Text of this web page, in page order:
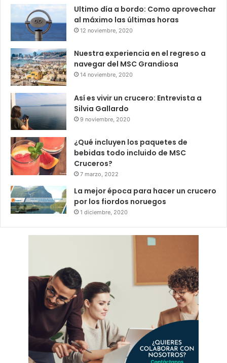
Ultimo día a bordo: Como aprovechar
al máximo las últimas horas
12 noviembre, 2020
Nuestra experiencia en el regreso a
navegar del MSC Grandiosa
14 noviembre, 2020
Así es vivir un crucero: Entrevista a
Silvia Gallardo
9 noviembre, 2020
¿Qué incluyen los paquetes de
bebidas todo incluido de MSC
Cruceros?
7 marzo, 2022
La mejor época para hacer un crucero
por los fiordos noruegos
1 diciembre, 2020